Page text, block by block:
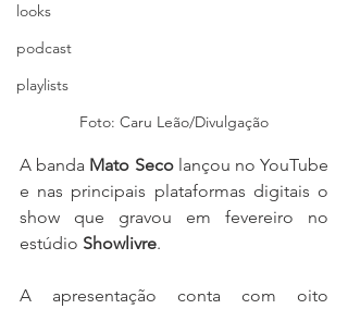
looks
podcast
playlists
Foto: Caru Leão/Divulgação
A banda Mato Seco lançou no YouTube
e nas principais plataformas digitais o
show que gravou em fevereiro no
estúdio Showlivre.
A apresentação conta com oito